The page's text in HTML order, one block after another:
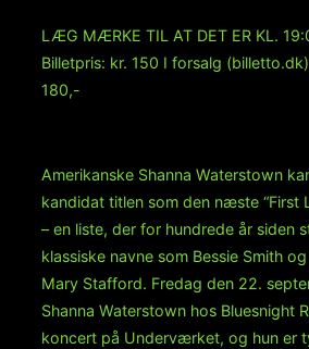
LÆG MÆRKE TIL AT DET ER KL.
Billetpris: kr. 150 I forsalg
180,-
Amerikanske Shanna Waterstown
kandidat titlen som den næste “First
– en liste, der for hundrede år siden
klassiske navne som Bessie Smith
Mary Stafford. Fredag den 22.
Shanna Waterstown hos Bluesnight
koncert på Underværket, og hun er